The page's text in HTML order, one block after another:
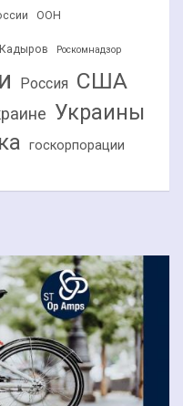
ООН
Роскомнадзор
Россия США
Украины
госкорпорации